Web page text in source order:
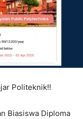
Politeknik!!
Biasiswa Diploma